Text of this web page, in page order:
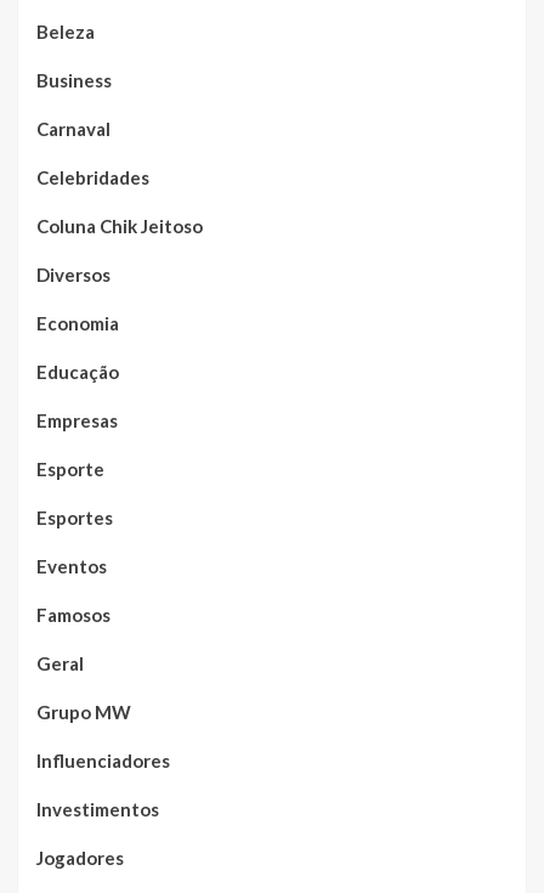
Beleza
Business
Carnaval
Celebridades
Coluna Chik Jeitoso
Diversos
Economia
Educação
Empresas
Esporte
Esportes
Eventos
Famosos
Geral
Grupo MW
Influenciadores
Investimentos
Jogadores